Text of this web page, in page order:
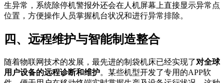
生异常，系统除停机警报外还会在人机屏幕上直接显示异常点
位置，方便操作人员掌握机台状况和进行异常排除。
四、远程维护与智能制造整合
随着物联网技术的发展，最先进的制袋机床已经实现了对全球
用户设备的远程诊断和维护。某些机型开发了专用的APP软